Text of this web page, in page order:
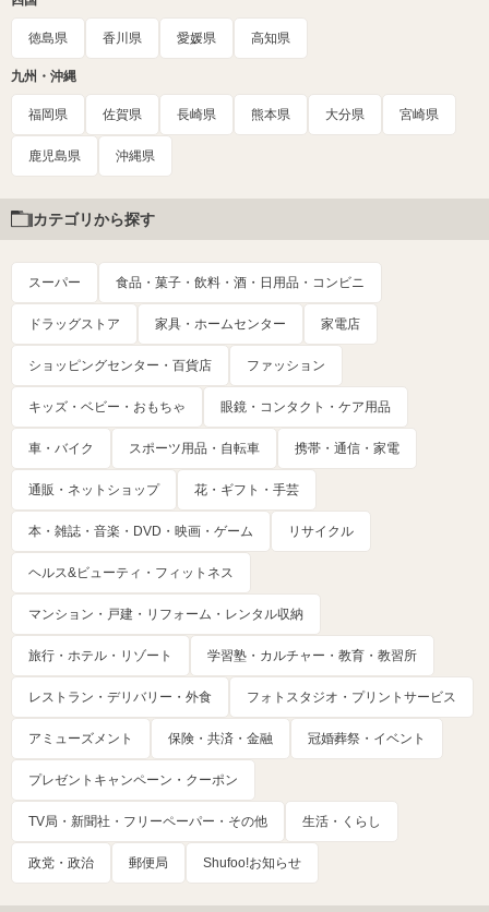
徳島県 香川県 愛媛県 高知県
九州・沖縄
福岡県 佐賀県 長崎県 熊本県 大分県 宮崎県
鹿児島県 沖縄県
カテゴリから探す
スーパー 食品・菓子・飲料・酒・日用品・コンビニ
ドラッグストア 家具・ホームセンター 家電店
ショッピングセンター・百貨店 ファッション
キッズ・ベビー・おもちゃ 眼鏡・コンタクト・ケア用品
車・バイク スポーツ用品・自転車 携帯・通信・家電
通販・ネットショップ 花・ギフト・手芸
本・雑誌・音楽・DVD・映画・ゲーム リサイクル
ヘルス&ビューティ・フィットネス
マンション・戸建・リフォーム・レンタル収納
旅行・ホテル・リゾート 学習塾・カルチャー・教育・教習所
レストラン・デリバリー・外食 フォトスタジオ・プリントサービス
アミューズメント 保険・共済・金融 冠婚葬祭・イベント
プレゼントキャンペーン・クーポン
TV局・新聞社・フリーペーパー・その他 生活・くらし
政党・政治 郵便局 Shufoo!お知らせ